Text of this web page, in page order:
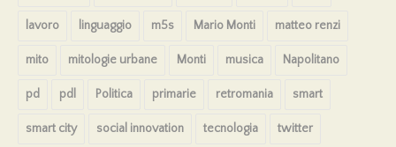
lavoro linguaggio m5s Mario Monti matteo renzi
mito mitologie urbane Monti musica Napolitano
pd pdl Politica primarie retromania smart
smart city social innovation tecnologia twitter